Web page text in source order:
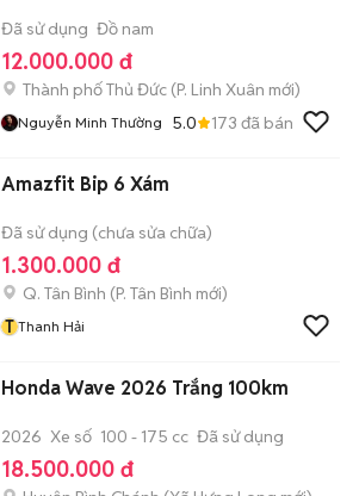
Đã sử dụng Đồ nam
12.000.000 đ
Thành phố Thủ Đức (P. Linh Xuân mới)
Nguyễn Minh Thường 5.0 173 đã bán
Amazfit Bip 6 Xám
Đã sử dụng (chưa sửa chữa)
1.300.000 đ
Q. Tân Bình (P. Tân Bình mới)
T Thanh Hải
Honda Wave 2026 Trắng 100km
2026 Xe số 100 - 175 cc Đã sử dụng
18.500.000 đ